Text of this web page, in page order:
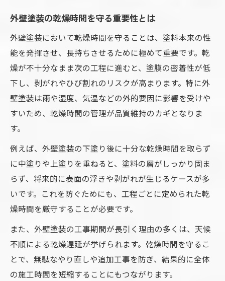
外壁塗装の乾燥時間を守る重要性とは
外壁塗装において乾燥時間を守ることは、塗料本来の性
能を発揮させ、長持ちさせるために極めて重要です。乾
燥が不十分なまま次の工程に進むと、塗膜の密着性が低
下し、剥がれやひび割れのリスクが高まります。特に外
壁塗装は雨や湿度、気温などの外的要因に影響を受けや
すいため、乾燥時間の管理が品質維持のカギとなりま
す。
例えば、外壁塗装の下塗り後に十分な乾燥時間を取らず
に中塗りや上塗りを重ねると、塗料の層がしっかり固ま
らず、将来的に表面の浮きや剥がれが生じるケースが多
いです。これを防ぐためにも、工程ごとに定められた乾
燥時間を厳守することが必要です。
また、外壁塗装の工事期間が長引く理由の多くは、天候
不順による乾燥遅延が挙げられます。乾燥時間を守るこ
とで、無駄なやり直しや追加工事を防ぎ、結果的に全体
の施工時間を短縮することにもつながります。